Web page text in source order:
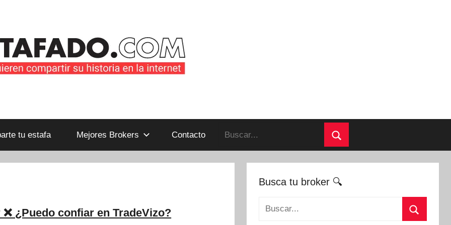
tu estafa Mejores Brokers Contacto
Buscar:
Buscar
¿Puedo confiar en TradeVizo?
Busca tu broker 🔍
Buscar: